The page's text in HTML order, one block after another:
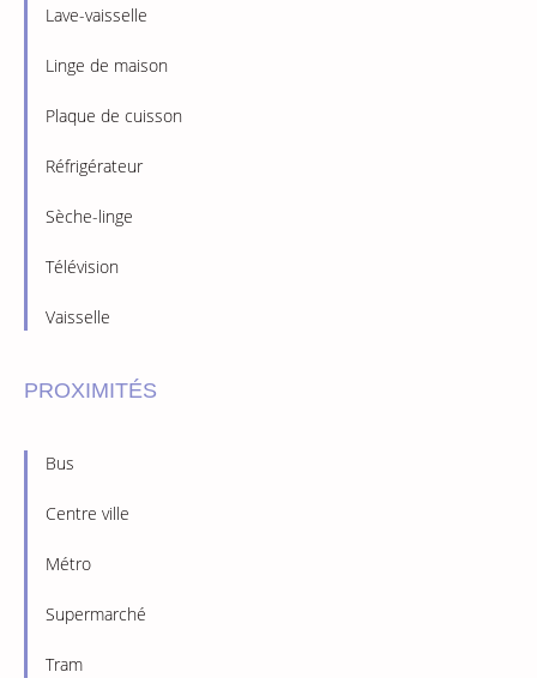
Lave-vaisselle
Linge de maison
Plaque de cuisson
Réfrigérateur
Sèche-linge
Télévision
Vaisselle
PROXIMITÉS
Bus
Centre ville
Métro
Supermarché
Tram